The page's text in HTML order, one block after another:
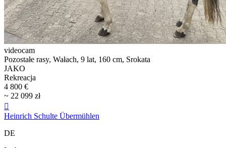
videocam
Pozostałe rasy, Wałach, 9 lat, 160 cm, Srokata
JAKO
Rekreacja
4 800 €
~ 22 099 zł

Heinrich Schulte Übermühlen
DE